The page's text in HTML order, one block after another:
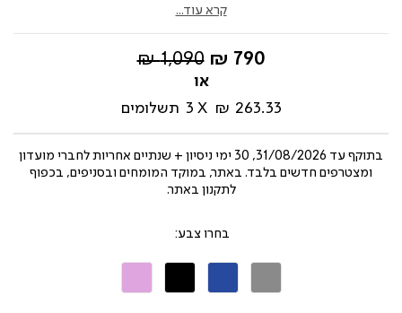
קרא עוד...
החל
790 ₪
מחיר
רגיל
1,090 ₪
263.33 ₪
3 תשלומים
בתוקף עד
31/08/2026, 30 ימי ניסיון + שנתיים אחריות לחברי מועדון
ומצטרפים חדשים בלבד. באתר, במוקד המומחים ובסניפים, בכפוף
לתקנון באתר.
צבע